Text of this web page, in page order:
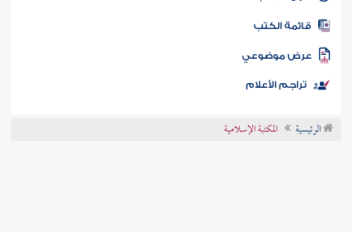
المكتبة
الكتب
موضوعي
تراجم الأعلام
الرئيسية المكتبة الإسلامية